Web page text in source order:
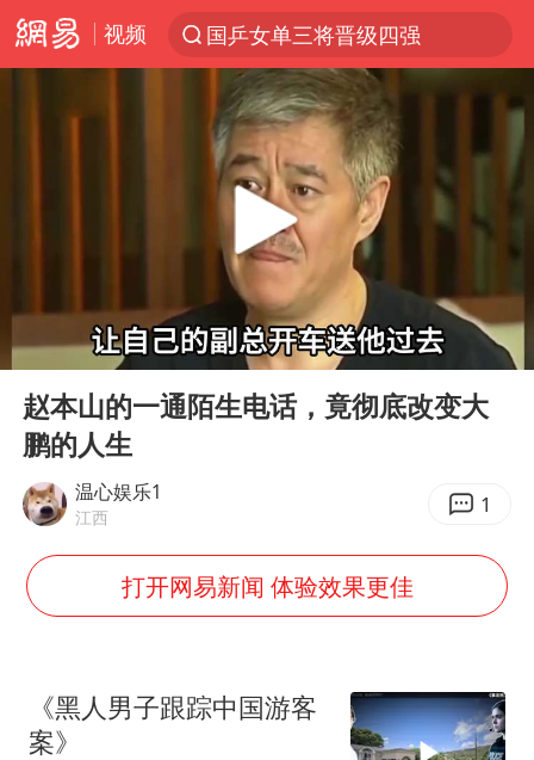
视频
国乒女单三将晋级四强
光影经济撬动暑期消费新蓝海
微信又有新功能，你可以“撤回”你的撤回了！
情侣平潭拍日出坠崖1死1伤
央视新主播李秋莹孙亚鹏亮相
酒店回应车内过夜被收150元
黄金牛市回来了吗
商场现钱学森巨幅海报 负责人回应
36岁男演员成景区NPC后人气爆棚
全民健身事业高质量发展
几元成本的AI广告导致千万市值蒸发
老挝国会主席赛宋蓬逝世
Play
00:00 02:30
赵本山的一通陌生电话，竟彻底改变大
鹏的人生
温心娱乐1
江西 1
打开网易新闻 体验效果更佳
《黑人男子跟踪中国游客
案》